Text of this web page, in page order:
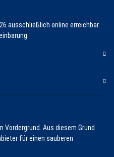
ausschließlich online erreichbar.
Vordergrund. Aus diesem Grund
für einen sauberen